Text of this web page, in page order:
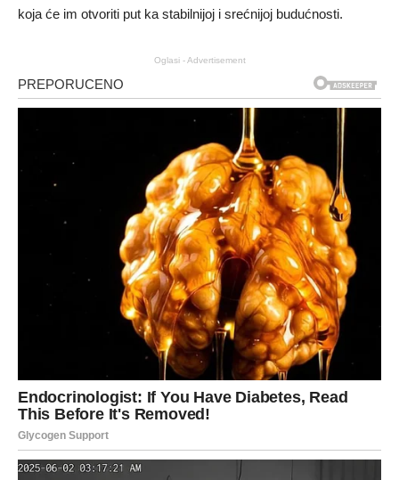
koja će im otvoriti put ka stabilnijoj i srećnijoj budućnosti.
Oglasi - Advertisement